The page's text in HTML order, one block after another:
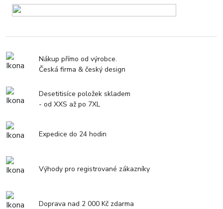
Nákup přímo od výrobce.
Česká firma & český design
Desetitisíce položek skladem
- od XXS až po 7XL
Expedice do 24 hodin
Výhody pro registrované zákazníky
Doprava nad 2 000 Kč zdarma